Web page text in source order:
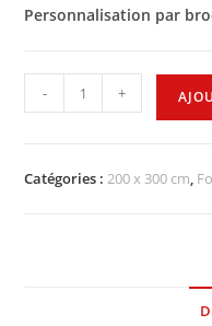
Personnalisation par
- +
Catégories :200 x 300 cm,